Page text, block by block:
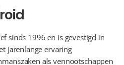
sinds 1996 en is gevestigd in
jarenlange ervaring
als vennootschappen